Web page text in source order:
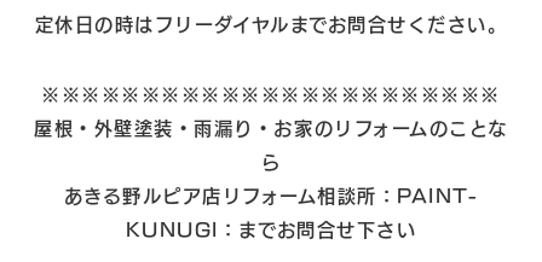
定休日の時はフリーダイヤルまでお問合せください。
※※※※※※※※※※※※※※※※※※※※※※※
屋根・外壁塗装・雨漏り・お家のリフォームのことな
ら
あきる野ルピア店リフォーム相談所：PAINT-
KUNUGI：までお問合せ下さい